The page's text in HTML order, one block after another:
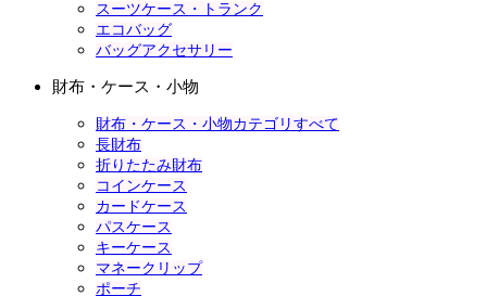
スーツケース・トランク
エコバッグ
バッグアクセサリー
財布・ケース・小物
財布・ケース・小物カテゴリすべて
長財布
折りたたみ財布
コインケース
カードケース
パスケース
キーケース
マネークリップ
ポーチ